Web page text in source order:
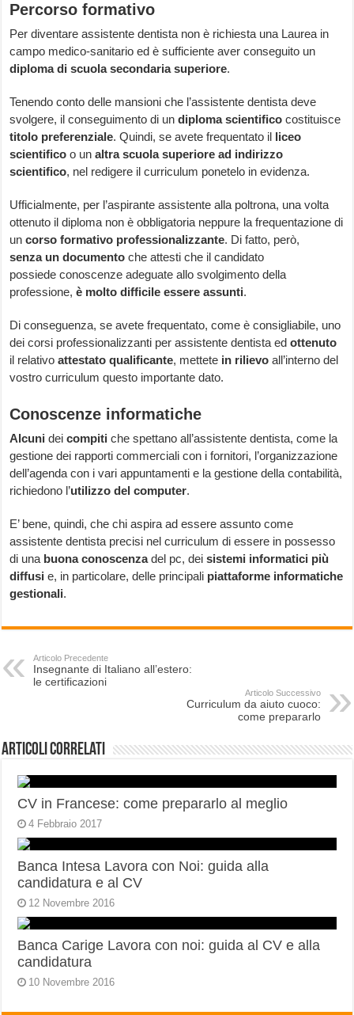
Percorso formativo
Per diventare assistente dentista non è richiesta una Laurea in
campo medico-sanitario ed è sufficiente aver conseguito un
diploma di scuola secondaria superiore.
Tenendo conto delle mansioni che l’assistente dentista deve
svolgere, il conseguimento di undiploma scientifico costituisce
titolo preferenziale. Quindi, se avete frequentato il liceo
scientifico o unaltra scuola superiore ad indirizzo
scientifico, nel redigere il curriculum ponetelo in evidenza.
Ufficialmente, per l’aspirante assistente alla poltrona, una volta
ottenuto il diploma non è obbligatoria neppure la frequentazione di
uncorso formativo professionalizzante. Di fatto, però,
senza un documento che attesti che il candidato
possiede conoscenze adeguate allo svolgimento della
professione,è molto difficile essere assunti.
Di conseguenza, se avete frequentato, come è consigliabile, uno
dei corsi professionalizzanti per assistente dentista edottenuto
il relativo attestato qualificante, mettete in rilievo all’interno del
vostro curriculum questo importante dato.
Conoscenze informatiche
Alcuni deicompiti che spettano all’assistente dentista, come la
gestione dei rapporti commerciali con i fornitori, l’organizzazione
dell’agenda con i vari appuntamenti e la gestione della contabilità,
richiedono l’utilizzo del computer.
E’ bene, quindi, che chi aspira ad essere assunto come
assistente dentista precisi nel curriculum di essere in possesso
di una buona conoscenzadel pc, deisistemi informatici più
diffusi e, in particolare, delle principali piattaforme informatiche
gestionali.
Articolo Precedente
Insegnante di Italiano all’estero:
le certificazioni
Articolo Successivo
Curriculum da aiuto cuoco:
come prepararlo
Articoli correlati
CV in Francese: come prepararlo al meglio
4 Febbraio 2017
Banca Intesa Lavora con Noi: guida alla
candidatura e al CV
12 Novembre 2016
Banca Carige Lavora con noi: guida al CV e alla
candidatura
10 Novembre 2016